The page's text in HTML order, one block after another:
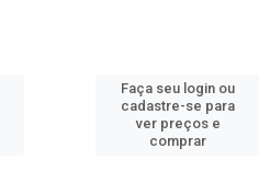
Faça seu login ou
cadastre-se para
ver preços e
comprar